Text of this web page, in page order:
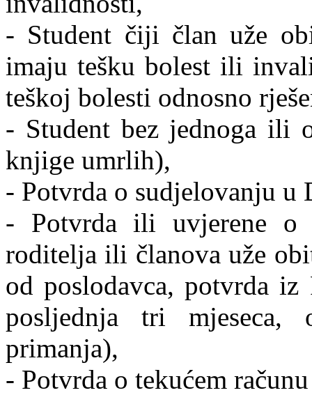
- Student čiji član uže
imaju tešku bolest ili
teškoj bolesti odnosno
- Student bez jednoga ili
knjige umrlih),
- Potvrda o sudjelovanju
- Potvrda ili uvjerene o
roditelja ili članova uže
od poslodavca, potvrda iz
posljednja tri
primanja),
- Potvrda o tekućem